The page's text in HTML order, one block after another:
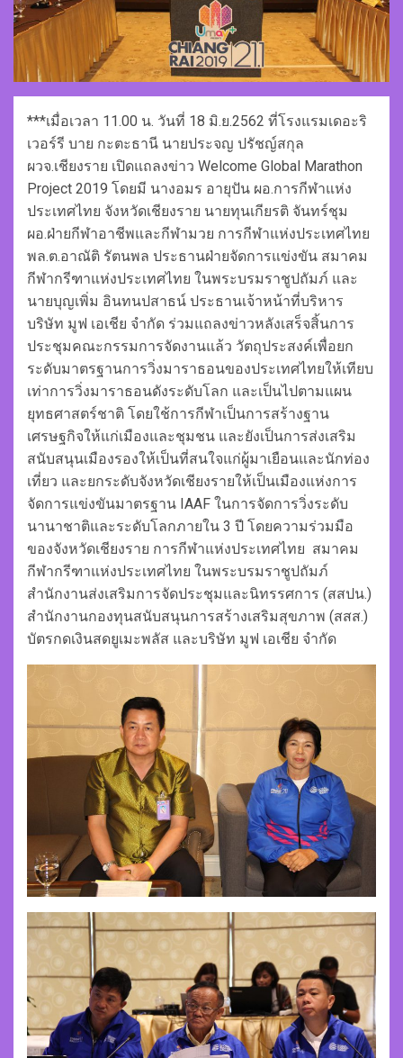
***เมื่อเวลา 11.00 น. วันที่ 18 มิ.ย.2562 ที่โรงแรมเดอะริ
เวอร์รี บาย กะตะธานี นายประจญ ปรัชญ์สกุล
ผวจ.เชียงราย เปิดแถลงข่าว Welcome Global Marathon
Project 2019 โดยมี นางอมร อายุปัน ผอ.การกีฬาแห่ง
ประเทศไทย จังหวัดเชียงราย นายทุนเกียรติ จันทร์ชุม
ผอ.ฝ่ายกีฬาอาชีพและกีฬามวย การกีฬาแห่งประเทศไทย
พล.ต.อาณัติ รัตนพล ประธานฝ่ายจัดการแข่งขัน สมาคม
กีฬากรีฑาแห่งประเทศไทย ในพระบรมราชูปถัมภ์ และ
นายบุญเพิ่ม อินทนปสาธน์ ประธานเจ้าหน้าที่บริหาร
บริษัท มูฟ เอเชีย จำกัด ร่วมแถลงข่าวหลังเสร็จสิ้นการ
ประชุมคณะกรรมการจัดงานแล้ว วัตถุประสงค์เพื่อยก
ระดับมาตรฐานการวิ่งมาราธอนของประเทศไทยให้เทียบ
เท่าการวิ่งมาราธอนดังระดับโลก และเป็นไปตามแผน
ยุทธศาสตร์ชาติ โดยใช้การกีฬาเป็นการสร้างฐาน
เศรษฐกิจให้แก่เมืองและชุมชน และยังเป็นการส่งเสริม
สนับสนุนเมืองรองให้เป็นที่สนใจแก่ผู้มาเยือนและนักท่อง
เที่ยว และยกระดับจังหวัดเชียงรายให้เป็นเมืองแห่งการ
จัดการแข่งขันมาตรฐาน IAAF ในการจัดการวิ่งระดับ
นานาชาติและระดับโลกภายใน 3 ปี โดยความร่วมมือ
ของจังหวัดเชียงราย การกีฬาแห่งประเทศไทย สมาคม
กีฬากรีฑาแห่งประเทศไทย ในพระบรมราชูปถัมภ์
สำนักงานส่งเสริมการจัดประชุมและนิทรรศการ (สสปน.)
สำนักงานกองทุนสนับสนุนการสร้างเสริมสุขภาพ (สสส.)
บัตรกดเงินสดยูเมะพลัส และบริษัท มูฟ เอเชีย จำกัด